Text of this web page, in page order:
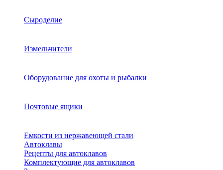
Сыроделие
Измельчители
Оборудование для охоты и рыбалки
Почтовые ящики
Емкости из нержавеющей стали
Автоклавы
Рецепты для автоклавов
Комплектующие для автоклавов